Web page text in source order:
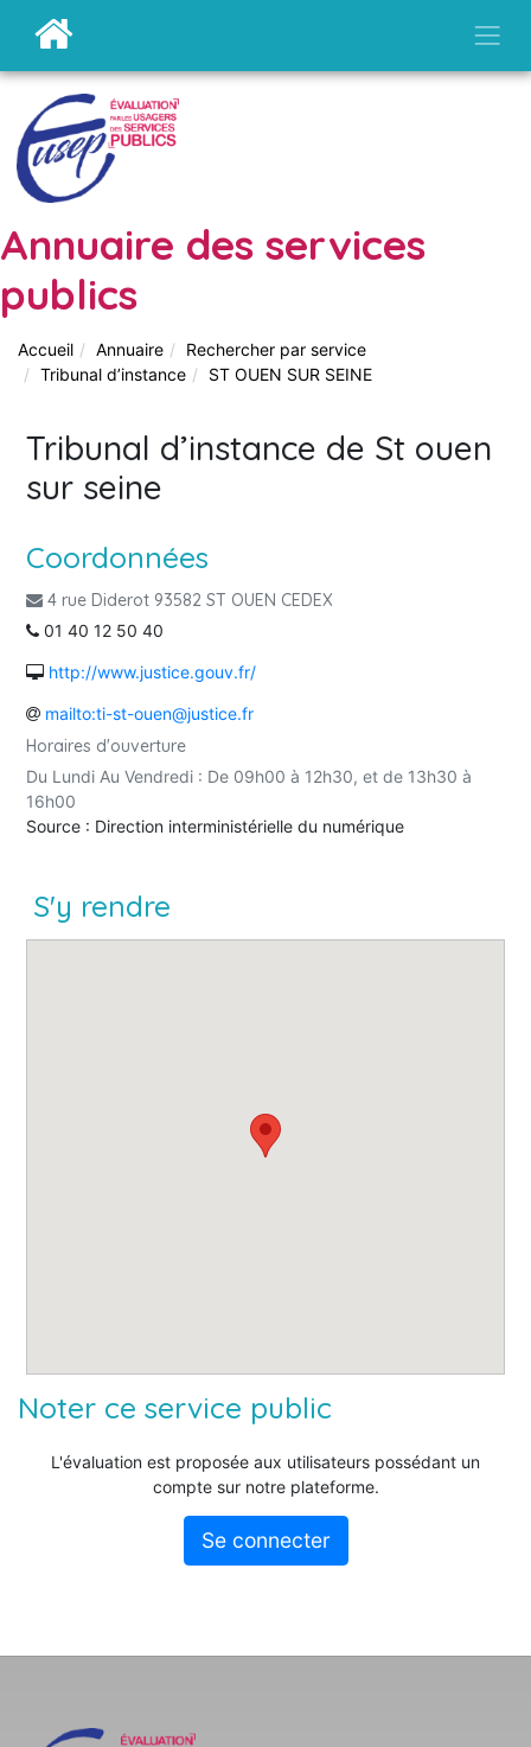
Annuaire des services
publics
Accueil Annuaire
Rechercher par service
Tribunal d’instance
ST OUEN SUR SEINE
Tribunal d’instance de St ouen
sur seine
Coordonnées
4 rue Diderot 93582 ST OUEN CEDEX
01 40 12 50 40
http://www.justice.gouv.fr/
mailto:ti-st-ouen@justice.fr
Horaires d'ouverture
Du Lundi Au Vendredi : De 09h00 à 12h30, et de 13h30 à
16h00
Source : Direction interministérielle du numérique
S'y rendre
Noter ce service public
L'évaluation est proposée aux utilisateurs possédant un
compte sur notre plateforme.
Se connecter